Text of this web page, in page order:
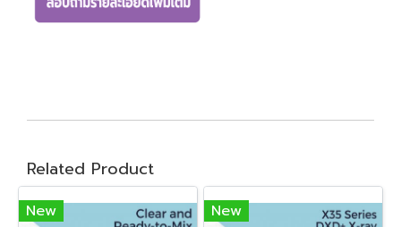
Related Product
New New